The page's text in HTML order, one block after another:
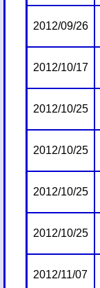
2012/09/26
2012/10/17
2012/10/25
2012/10/25
2012/10/25
2012/10/25
2012/11/07